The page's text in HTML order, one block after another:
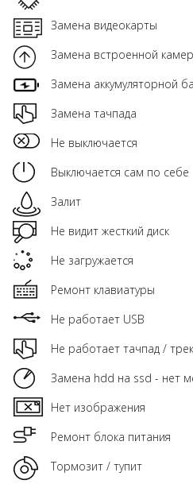
Замена видеокарты
Замена встроенной
Замена аккумуляторной
Замена тачпада
Не выключается
Выключается сам по себе
Залит
Не видит жесткий диск
Не загружается
Ремонт клавиатуры
Не работает USB
Не работает тачпад /
Замена hdd на ssd - нет
Нет изображения
Ремонт блока питания
Тормозит / тупит